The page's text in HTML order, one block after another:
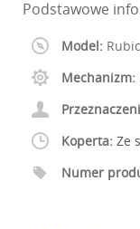
Podstawowe
Model:
Mechanizm:
Koperta: Ze
Numer